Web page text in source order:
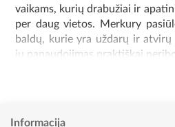
vaikams, kurių drabužiai ir
per daug vietos. Merkury
baldų, kurie yra uždarų ir atvirų
jų panaudojimas praktiškai
Funkcionalios ir
Renkantis baldus pirmiausia
Informacija